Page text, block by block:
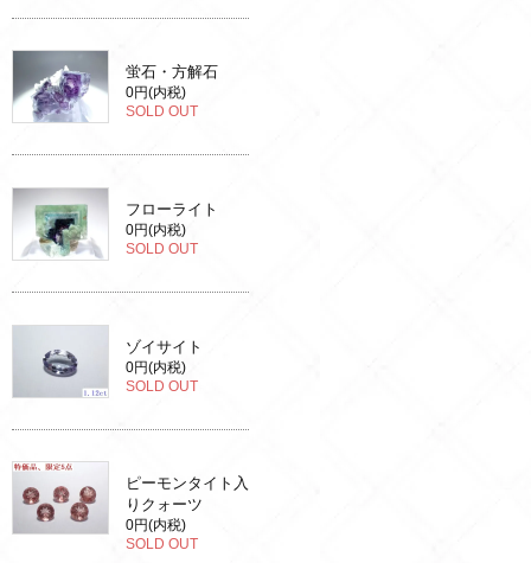
蛍石・方解石
0円(内税)
SOLD OUT
フローライト
0円(内税)
SOLD OUT
ゾイサイト
0円(内税)
SOLD OUT
ピーモンタイト入
りクォーツ
0円(内税)
SOLD OUT